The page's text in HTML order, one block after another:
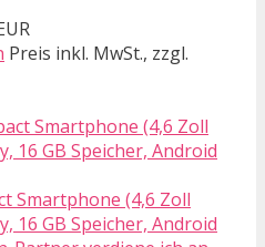
Preis inkl. MwSt., zzgl.
Smartphone (4,6 Zoll
16 GB Speicher, Android